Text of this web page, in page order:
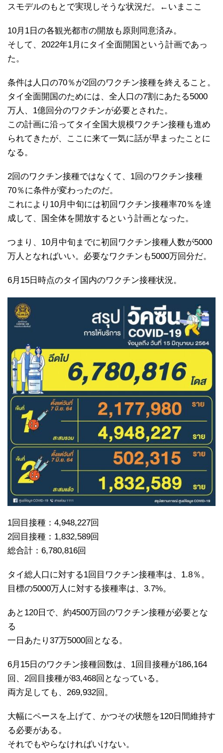
スモデルのもとで実現しそうな状況だ。←いまここ
10月1日の各観光都市の開放も原則同意済み。
そして、2022年1月にタイ全面開国という計画であっ
た。
条件は人口の70％が2回のワクチン接種を終えること。
タイ全面開国のためには、全人口の7割にあたる5000
万人、1億回分のワクチンが必要とされた。
この計画に沿ってタイ全国大規模ワクチン接種も進め
られてきたが、ここに来て一気に話が早まったことに
なる。
2回のワクチン接種ではなくて、1回のワクチン接種
70％に条件が変わったのだ。
これにより10月中旬には初回ワクチン接種率70％を達
成して、国全体を開放するという計画となった。
つまり、10月中旬までに初回ワクチン接種人数が5000
万人となればいい。必要なワクチンも5000万回分だ。
6月15日時点のタイ国内のワクチン接種状況。
1回目接種：4,948,227回
2回目接種：1,832,589回
総合計：6,780,816回
タイ総人口に対する1回目ワクチン接種率は、1.8％。
目標の5000万人に対する接種率は、3.7%。
あと120日で、約4500万回のワクチン接種が必要とな
る
一日あたり37万5000回となる。
6月15日のワクチン接種回数は、1回目接種が186,164
回、2回目接種が83,468回となっている。
両方足しても、269,932回。
大幅にペースを上げて、かつその状態を120日間維持す
る必要がある。
それでもやらなければいけない。